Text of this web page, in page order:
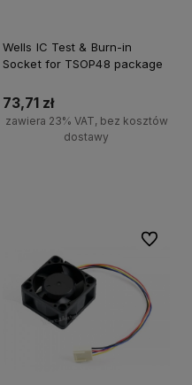
Wells IC Test & Burn-in
Socket for TSOP48 package
73,71 zł
zawiera 23% VAT, bez kosztów
dostawy
Do